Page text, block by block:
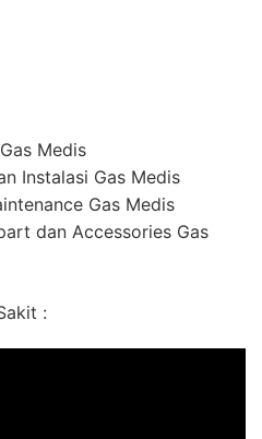
Medis
Instalasi Gas Medis
Gas Medis
dan Accessories Gas
: